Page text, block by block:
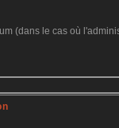
(dans le cas où